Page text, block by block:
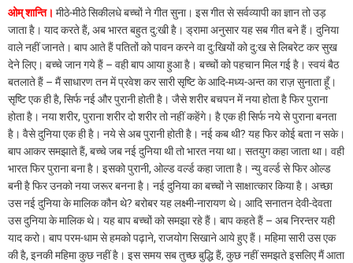
ओम् शान्ति। मीठे-मीठे सिकीलधे बच्चों ने गीत सुना। इस गीत से सर्वव्यापी का ज्ञान तो उड़
जाता है। याद करते हैं, अब भारत बहुत दु:खी है। ड्रामा अनुसार यह सब गीत बने हैं। दुनिया
वाले नहीं जानते। बाप आते हैं पतितों को पावन करने वा दु:खियों को दु:ख से लिबरेट कर सुख
देने लिए। बच्चे जान गये हैं – वही बाप आया हुआ है। बच्चों को पहचान मिल गई है। स्वयं बैठ
बतलाते हैं – मैं साधारण तन में प्रवेश कर सारी सृष्टि के आदि-मध्य-अन्त का राज़ सुनाता हूँ।
सृष्टि एक ही है, सिर्फ नई और पुरानी होती है। जैसे शरीर बचपन में नया होता है फिर पुराना
होता है। नया शरीर, पुराना शरीर दो शरीर तो नहीं कहेंगे। है एक ही सिर्फ नये से पुराना बनता
है। वैसे दुनिया एक ही है। नये से अब पुरानी होती है। नई कब थी? यह फिर कोई बता न सके।
बाप आकर समझाते हैं, बच्चे जब नई दुनिया थी तो भारत नया था। सतयुग कहा जाता था। वही
भारत फिर पुराना बना है। इसको पुरानी, ओल्ड वर्ल्ड कहा जाता है। न्यु वर्ल्ड से फिर ओल्ड
बनी है फिर उनको नया जरूर बनना है। नई दुनिया का बच्चों ने साक्षात्कार किया है। अच्छा
उस नई दुनिया के मालिक कौन थे? बरोबर यह लक्ष्मी-नारायण थे। आदि सनातन देवी-देवता
उस दुनिया के मालिक थे। यह बाप बच्चों को समझा रहे हैं। बाप कहते हैं – अब निरन्तर यही
याद करो। बाप परम-धाम से हमको पढ़ाने, राजयोग सिखाने आये हुए हैं। महिमा सारी उस एक
की है, इनकी महिमा कुछ नहीं है। इस समय सब तुच्छ बुद्धि हैं, कुछ नहीं समझते इसलिए मैं आता